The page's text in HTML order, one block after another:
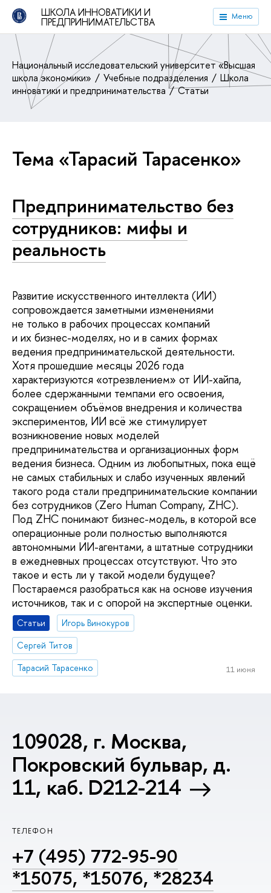
ШКОЛА ИННОВАТИКИ И
ПРЕДПРИНИМАТЕЛЬСТВА Меню
Национальный исследовательский университет «Высшая
школа экономики»
Учебные подразделения
Школа
инноватики и предпринимательства
Статьи
Тема «Тарасий Тарасенко»
Предпринимательство без
сотрудников: мифы и
реальность
Развитие искусственного интеллекта (ИИ)
сопровождается заметными изменениями
не только в рабочих процессах компаний
и их бизнес-моделях, но и в самих формах
ведения предпринимательской деятельности.
Хотя прошедшие месяцы 2026 года
характеризуются «отрезвлением» от ИИ-хайпа,
более сдержанными темпами его освоения,
сокращением объёмов внедрения и количества
экспериментов, ИИ всё же стимулирует
возникновение новых моделей
предпринимательства и организационных форм
ведения бизнеса. Одним из любопытных, пока ещё
не самых стабильных и слабо изученных явлений
такого рода стали предпринимательские компании
без сотрудников (Zero Human Company, ZHC).
Под ZHC понимают бизнес-модель, в которой все
операционные роли полностью выполняются
автономными ИИ-агентами, а штатные сотрудники
в ежедневных процессах отсутствуют. Что это
такое и есть ли у такой модели будущее?
Постараемся разобраться как на основе изучения
источников, так и с опорой на экспертные оценки.
Статьи
Игорь Винокуров
Сергей Титов
Тарасий Тарасенко
11 июня
109028, г. Москва,
Покровский бульвар, д.
11, каб. D212-214
ТЕЛЕФОН
+7 (495) 772-95-90
*15075, *15076, *28234